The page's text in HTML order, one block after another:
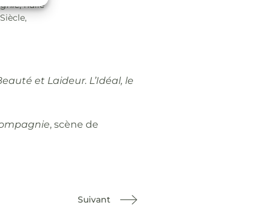
, huile
et Laideur. L’Idéal, le
, scène de
Suivant